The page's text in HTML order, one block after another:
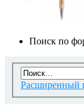
Поиск по
Расширенный